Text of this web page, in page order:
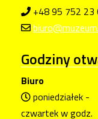
+48 95 752 23
Godziny
Biuro
poniedziałek -
czwartek w godz.